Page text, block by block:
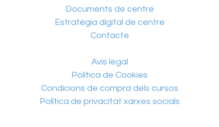
Documents de centre
Estratègia digital de centre
Contacte
Avís legal
Política de Cookies
Condicions de compra dels cursos
Política de privacitat xarxes socials